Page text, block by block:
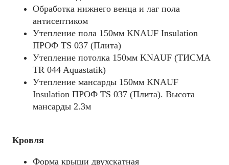
Обработка нижнего венца и лаг пола
антисептиком
Утепление пола 150мм KNAUF Insulation
ПРОФ TS 037 (Плита)
Утепление потолка 150мм KNAUF (ТИСМА
TR 044 Aquastatik)
Утепление мансарды 150мм KNAUF
Insulation ПРОФ TS 037 (Плита). Высота
мансарды 2.3м
Кровля
Форма крыши двухскатная